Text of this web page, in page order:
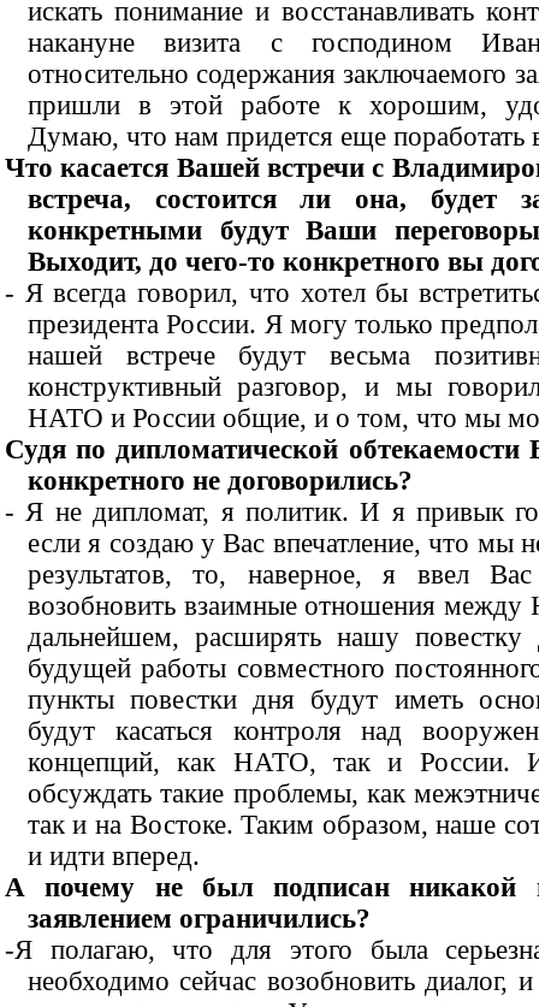
искать понимание и восстанавливать
накануне визита с господином
относительно содержания заключаемого
пришли в этой работе к хорошим,
Думаю, что нам придется еще поработать
Что касается Вашей встречи с
встреча, состоится ли она, будет
конкретными будут Ваши
Выходит, до чего-то конкретного вы
- Я всегда говорил, что хотел бы
президента России. Я могу только
нашей встрече будут весьма
конструктивный разговор, и мы
НАТО и России общие, и о том, что мы
Судя по дипломатической
конкретного не договорились?
- Я не дипломат, я политик. И я привык
если я создаю у Вас впечатление, что мы
результатов, то, наверное, я ввел
возобновить взаимные отношения
дальнейшем, расширять нашу
будущей работы совместного
пункты повестки дня будут иметь
будут касаться контроля над
концепций, как НАТО, так и
обсуждать такие проблемы, как
так и на Востоке. Таким образом, наше
и идти вперед.
А почему не был подписан никакой
заявлением ограничились?
-Я полагаю, что для этого была
необходимо сейчас возобновить диалог,